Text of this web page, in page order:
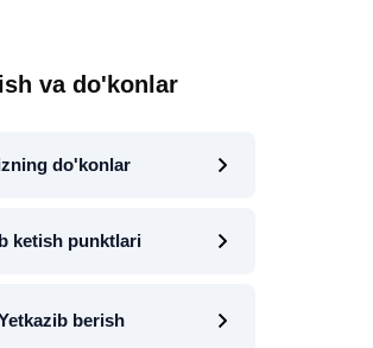
va do'konlar
do'konlar
ketish punktlari
berish